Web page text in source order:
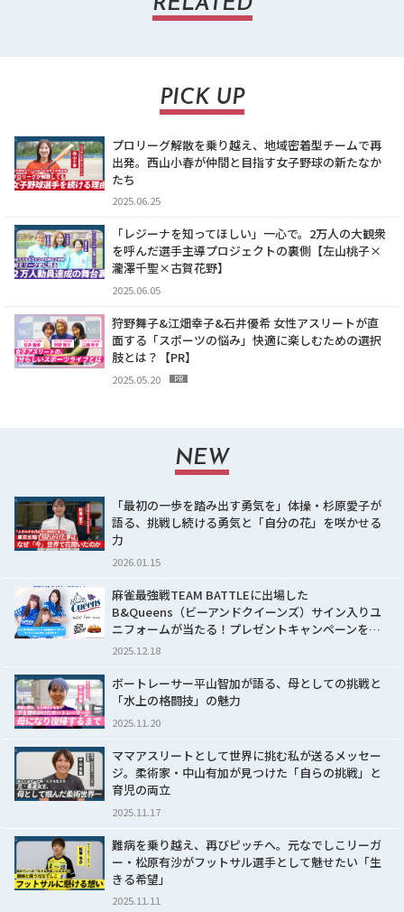
PICK UP
プロリーグ解散を乗り越え、地域密着型チームで再
出発。西山小春が仲間と目指す女子野球の新たなか
たち
2025.06.25
「レジーナを知ってほしい」一心で。2万人の大観衆
を呼んだ選手主導プロジェクトの裏側【左山桃子×
瀧澤千聖×古賀花野】
2025.06.05
狩野舞子&江畑幸子&石井優希 女性アスリートが直
面する「スポーツの悩み」快適に楽しむための選択
肢とは？【PR】
2025.05.20 PR
NEW
「最初の一歩を踏み出す勇気を」体操・杉原愛子が
語る、挑戦し続ける勇気と「自分の花」を咲かせる
力
2026.01.15
麻雀最強戦TEAM BATTLEに出場した
B&Queens（ビーアンドクイーンズ）サイン入りユ
ニフォームが当たる！プレゼントキャンペーンを…
2025.12.18
ボートレーサー平山智加が語る、母としての挑戦と
「水上の格闘技」の魅力
2025.11.20
ママアスリートとして世界に挑む私が送るメッセー
ジ。柔術家・中山有加が見つけた「自らの挑戦」と
育児の両立
2025.11.17
難病を乗り越え、再びピッチへ。元なでしこリーガ
ー・松原有沙がフットサル選手として魅せたい「生
きる希望」
2025.11.11